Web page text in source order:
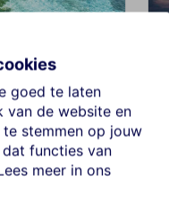
goed te laten
van de website en
stemmen op jouw
functies van
meer in ons